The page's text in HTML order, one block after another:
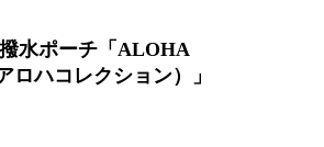
水ポーチ「ALOHA
ハコレクション）」